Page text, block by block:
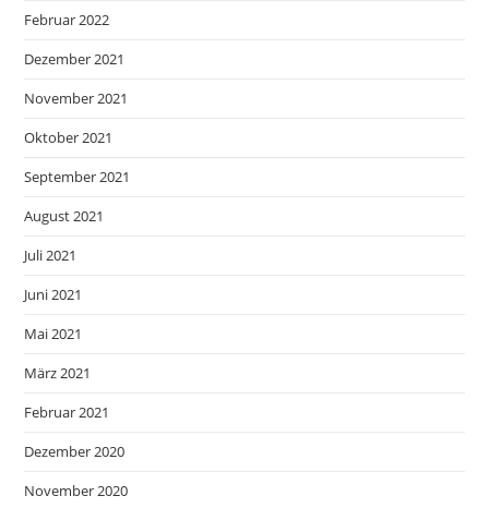
Februar 2022
Dezember 2021
November 2021
Oktober 2021
September 2021
August 2021
Juli 2021
Juni 2021
Mai 2021
März 2021
Februar 2021
Dezember 2020
November 2020